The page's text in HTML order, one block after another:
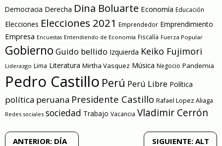
Democracia Derecha Dina Boluarte Economía Educación
Elecciones Elecciones 2021 Emprendedor Emprendimiento
Empresa Encuestas Entendiendo de Economía Fiscalía Fuerza Popular
Gobierno Guido bellido Izquierda Keiko Fujimori
Liderazgo Lima Literatura Mirtha Vasquez Música Negocio Pandemia
Pedro Castillo Perú Perú Libre Política
política peruana Presidente Castillo Rafael Lopez Aliaga
Redes sociales sociedad Trabajo Vacancia Vladimir Cerrón
Navegación
ANTERIOR: DÍA SIGUIENTE: ALT